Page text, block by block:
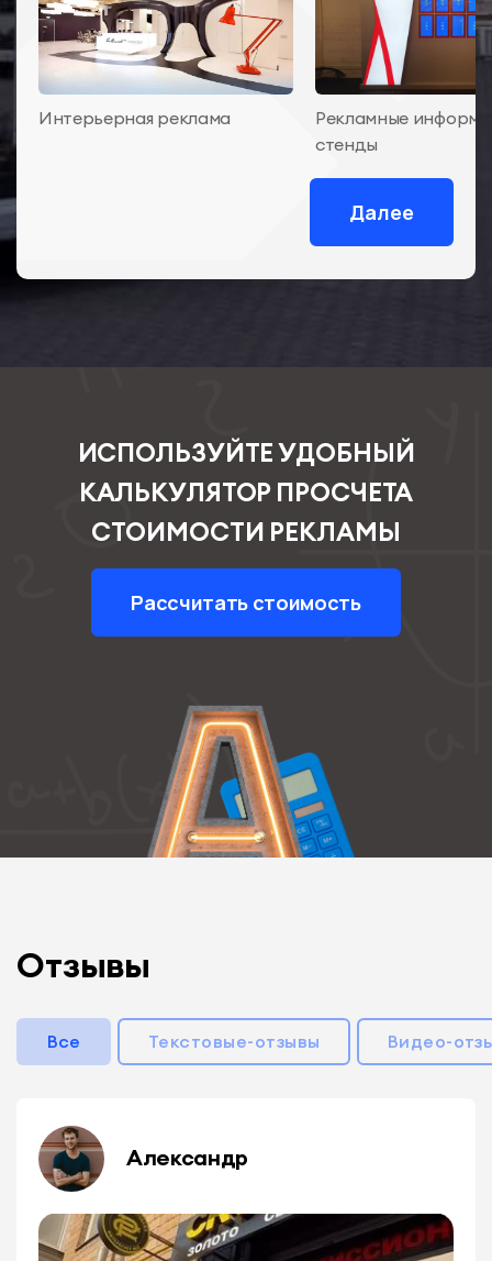
Интерьерная реклама
Рекламные
стенды
Далее
ИСПОЛЬЗУЙТЕ УДОБНЫЙ
КАЛЬКУЛЯТОР ПРОСЧЕТА
СТОИМОСТИ РЕКЛАМЫ
Рассчитать стоимость
Отзывы
Все Текстовые-отзывы Видео-
Александр